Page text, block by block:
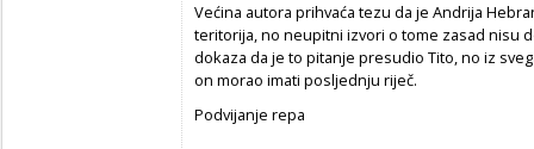
Većina autora prihvaća tezu da je Andrija
teritorija, no neupitni izvori o tome zasad nisu
dokaza da je to pitanje presudio Tito, no iz
on morao imati posljednju riječ.
Podvijanje repa